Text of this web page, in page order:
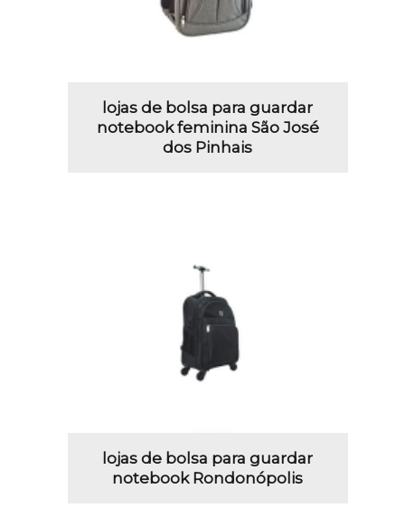
lojas de bolsa para guardar
notebook feminina São José
dos Pinhais
lojas de bolsa para guardar
notebook Rondonópolis